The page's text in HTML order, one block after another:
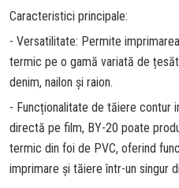
Caracteristici principale:
- Versatilitate: Permite
termic pe o gamă variată de
denim, nailon și raion.
- Funcționalitate de tăiere contur
directă pe film, BY-20 poate
termic din foi de PVC, oferind
imprimare și tăiere într-un singur